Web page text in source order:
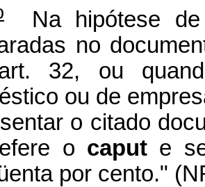
Na hipótese de
no
32, ou
ou de
o citado
o caput e
por cento."